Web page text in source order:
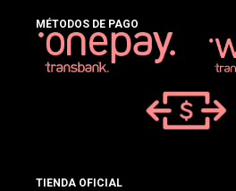
MÉTODOS DE PAGO
TIENDA OFICIAL